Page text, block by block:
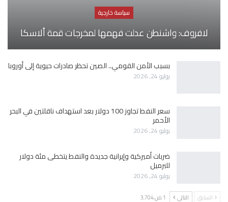
سياسة خارجية
لافروف: واشنطن عدلت فهمها لمخرجات قمة ألاسكا
بسبب الأمن القومي.. الصين تحظر صادرات حيوية إلى أوروبا
يوليو 24, 2026
سعر النفط تجاوز 100 دولار بعد استهداف ناقلتين في البحر
الأحمر
يوليو 24, 2026
ضربات أميركية وإيرانية جديدة والنفط يتخطى مئة دولار
للبرميل
يوليو 24, 2026
السابق التالي 1 من 3٬704